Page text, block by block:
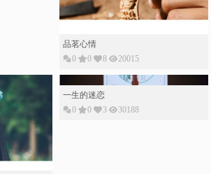
品茗心情
0
0 8 20015
一生的迷恋
0
0 3 30188